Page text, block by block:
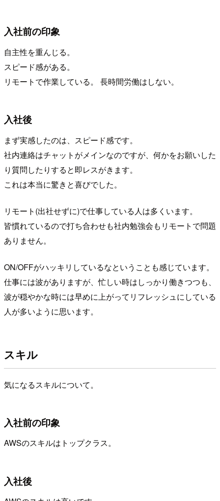
入社前の印象
自主性を重んじる。
スピード感がある。
リモートで作業している。 長時間労働はしない。
入社後
まず実感したのは、スピード感です。
社内連絡はチャットがメインなのですが、何かをお願いした
り質問したりすると即レスがきます。
これは本当に驚きと喜びでした。
リモート(出社せずに)で仕事している人は多くいます。
皆慣れているので打ち合わせも社内勉強会もリモートで問題
ありません。
ON/OFFがハッキリしているなということも感じています。
仕事には波がありますが、忙しい時はしっかり働きつつも、
波が穏やかな時には早めに上がってリフレッシュにしている
人が多いように思います。
スキル
気になるスキルについて。
入社前の印象
AWSのスキルはトップクラス。
入社後